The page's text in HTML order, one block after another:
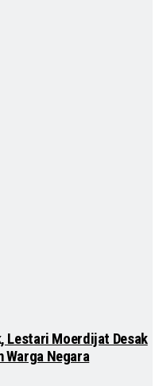
Lestari Moerdijat Desak
Warga Negara